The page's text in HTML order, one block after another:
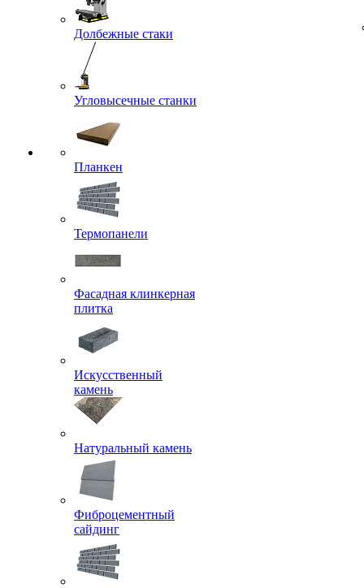
Долбежные стаки
Угловысечные станки
Планкен
Термопанели
Фасадная клинкерная
плитка
Искусственный
камень
Натуральный камень
Фиброцементный
сайдинг